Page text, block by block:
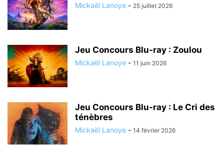
Mickaël Lanoye - 25 juillet 2026
Jeu Concours Blu-ray : Zoulou
Mickaël Lanoye - 11 juin 2026
Jeu Concours Blu-ray : Le Cri des
ténèbres
Mickaël Lanoye - 14 février 2026